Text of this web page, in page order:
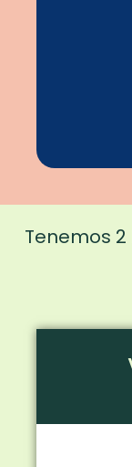
Tenemos